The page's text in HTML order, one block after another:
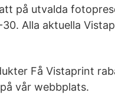
på utvalda
Alla aktuella
Få Vistaprint
vår webbplats.